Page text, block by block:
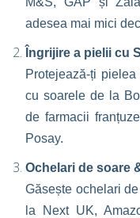
adesea mai mici
Îngrijire a pielii cu
Protejează-ți
cu soarele de la
de farmacii
Posay.
Ochelari de soare
Găsește ochelari
la Next UK,